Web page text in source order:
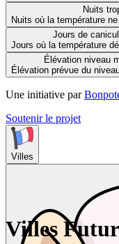
Nuits
Nuits où la température
Jours de
Jours où la température
Élévation niveau
Élévation prévue du
Une initiative par
Soutenir le projet
Villes
Villes